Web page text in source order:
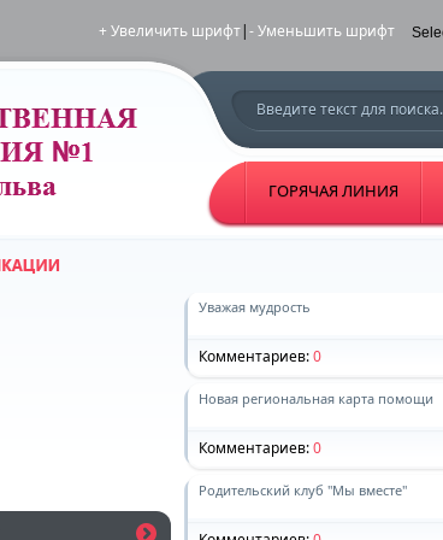
+ Увеличить шрифт|- Уменьшить шрифт
ГОРЯЧАЯ ЛИНИЯ
Уважая мудрость
Комментариев:0
Новая региональная карта помощи
Комментариев:0
Родительский клуб "Мы вместе"